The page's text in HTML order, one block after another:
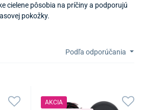
cielene pôsobia na príčiny a podporujú
pokožky.
Podľa odporúčania
AKCIA